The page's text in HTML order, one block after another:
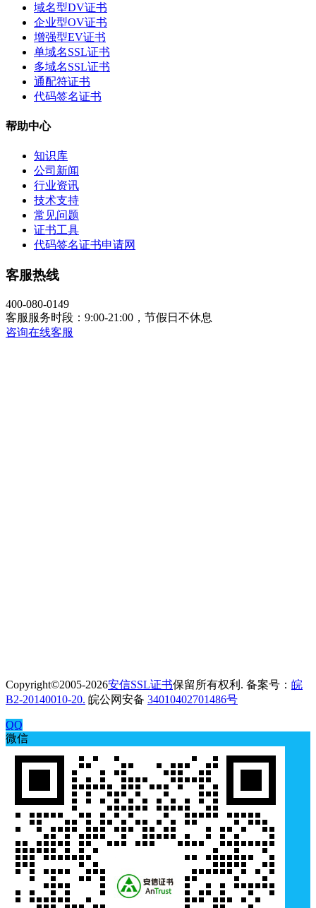
域名型DV证书
企业型OV证书
增强型EV证书
单域名SSL证书
多域名SSL证书
通配符证书
代码签名证书
帮助中心
知识库
公司新闻
行业资讯
技术支持
常见问题
证书工具
代码签名证书申请网
客服热线
400-080-0149
客服服务时段：9:00-21:00，节假日不休息
咨询在线客服
Copyright©2005-2026安信SSL证书保留所有权利. 备案号： 皖
B2-20140010-20. 皖公网安备 34010402701486号
QQ
微信